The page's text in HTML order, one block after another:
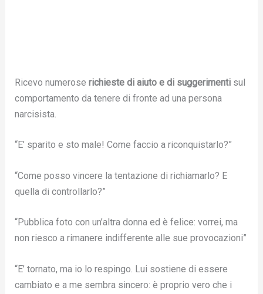
Ricevo numerose richieste di aiuto e di suggerimentisul
comportamento da tenere di fronte ad una persona
narcisista.
“E’ sparito e sto male! Come faccio a riconquistarlo?”
“Come posso vincere la tentazione di richiamarlo? E
quella di controllarlo?”
“Pubblica foto con un’altra donna ed è felice: vorrei, ma
non riesco a rimanere indifferente alle sue provocazioni”
“E’ tornato, ma io lo respingo. Lui sostiene di essere
cambiato e a me sembra sincero: è proprio vero che i